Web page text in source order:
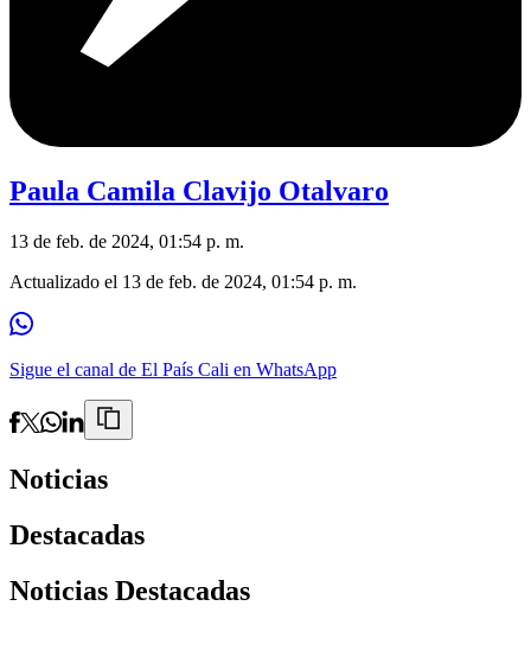
Paula Camila Clavijo Otalvaro
13 de feb. de 2024, 01:54 p. m.
Actualizado el 13 de feb. de 2024, 01:54 p. m.
Sigue el canal de El País Cali en WhatsApp
Noticias
Destacadas
Noticias Destacadas